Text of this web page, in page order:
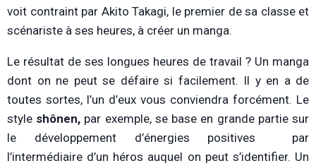
voit contraint par Akito Takagi, le premier de sa classe et
scénariste à ses heures, à créer un manga.
Le résultat de ses longues heures de travail ? Un manga
dont on ne peut se défaire si facilement. Il y en a de
toutes sortes, l’un d’eux vous conviendra forcément. Le
style shônen, par exemple, se base en grande partie sur
le développement d’énergies positives par
l’intermédiaire d’un héros auquel on peut s’identifier. Un